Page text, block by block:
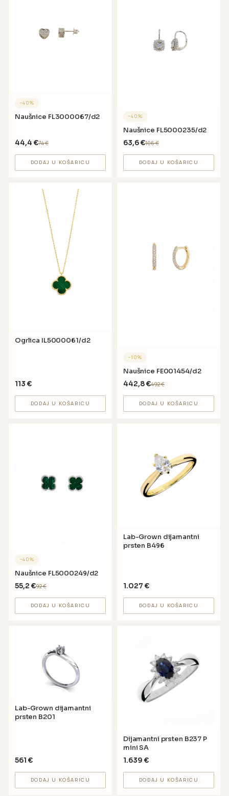
−40%
Naušnice FL3000067/d2
44,4 €74€
DODAJ U KOŠARICU
−40%
Naušnice FL5000235/d2
63,6€106€
DODAJ U KOŠARICU
Ogrlica IL5000061/d2
113 €
DODAJ U KOŠARICU
−10%
Naušnice FE001454/d2
442,8€492€
DODAJ U KOŠARICU
−40%
Naušnice FL5000249/d2
55,2 €92€
DODAJ U KOŠARICU
Lab-Grown dijamantni
prsten B496
1.027 €
DODAJ U KOŠARICU
Lab-Grown dijamantni
prsten B201
561 €
DODAJ U KOŠARICU
Dijamantni prsten B237 P
mini SA
1.639 €
DODAJ U KOŠARICU